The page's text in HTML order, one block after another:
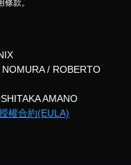
款。
/ ROBERTO
AMANO
權合約(EULA)